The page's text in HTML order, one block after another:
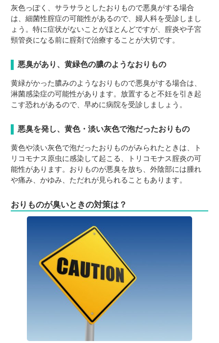
灰色っぽく、サラサラとしたおりもので悪臭がする場合
は、細菌性腟症の可能性があるので、婦人科を受診しまし
ょう。特に症状がないことがほとんどですが、腟炎や子宮
頸管炎になる前に腟剤で治療することが大切です。
悪臭があり、黄緑色の膿のようなおりもの
黄緑がかった膿みのようなおりもので悪臭がする場合は、
淋菌感染症の可能性があります。放置すると不妊を引き起
こす恐れがあるので、早めに病院を受診しましょう。
悪臭を発し、黄色・淡い灰色で泡だったおりもの
黄色や淡い灰色で泡だったおりものがみられたときは、ト
リコモナス原虫に感染して起こる、トリコモナス腟炎の可
能性があります。おりものが悪臭を放ち、外陰部には腫れ
や痛み、かゆみ、ただれが見られることもあります。
おりものが臭いときの対策は？